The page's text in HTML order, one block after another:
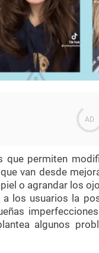
que permiten
van desde
o agrandar los
los usuarios la
algunos